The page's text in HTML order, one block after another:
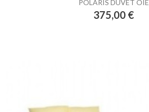
POLARIS DUVET OIE
Prix
375,00 €